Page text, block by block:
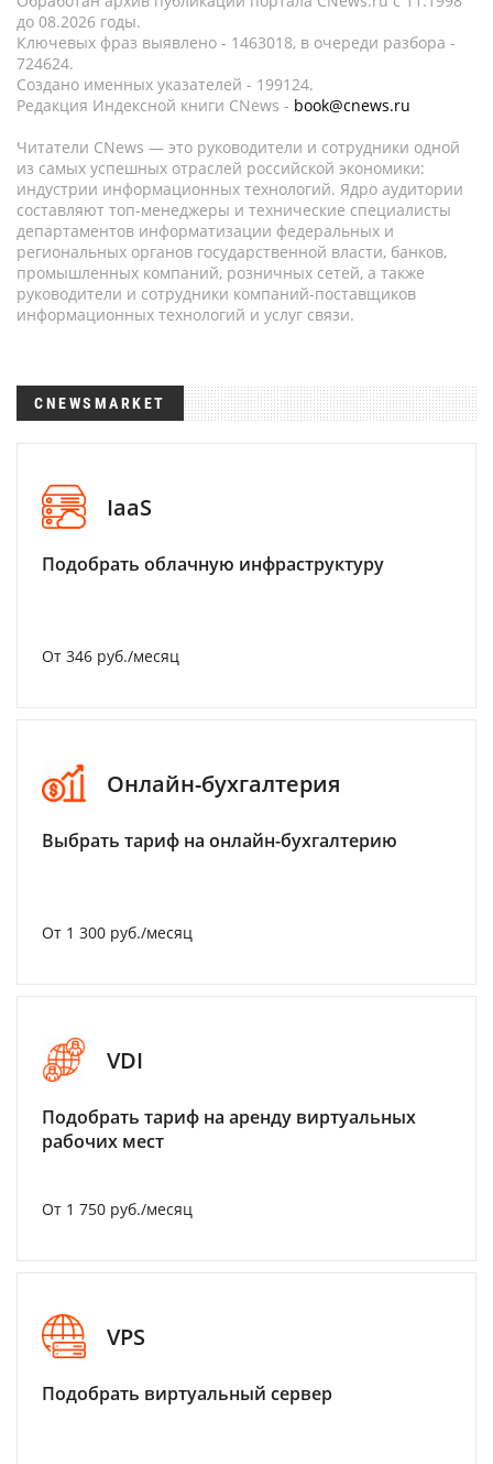
до 08.2026 годы.
Ключевых фраз выявлено - 1463018, в очереди разбора -
724624.
Создано именных указателей - 199124.
Редакция Индексной книги CNews - book@cnews.ru
Читатели CNews — это руководители и сотрудники одной
из самых успешных отраслей российской экономики:
индустрии информационных технологий. Ядро аудитории
составляют топ-менеджеры и технические специалисты
департаментов информатизации федеральных и
региональных органов государственной власти, банков,
промышленных компаний, розничных сетей, а также
руководители и сотрудники компаний-поставщиков
информационных технологий и услуг связи.
CNEWSMARKET
IaaS
Подобрать облачную инфраструктуру
От 346 руб./месяц
Онлайн-бухгалтерия
Выбрать тариф на онлайн-бухгалтерию
От 1 300 руб./месяц
VDI
Подобрать тариф на аренду виртуальных
рабочих мест
От 1 750 руб./месяц
VPS
Подобрать виртуальный сервер